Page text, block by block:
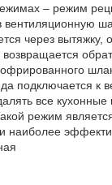
– режим
вентиляционную
через вытяжку,
возвращается
подключается к
все кухонные
режим
наиболее